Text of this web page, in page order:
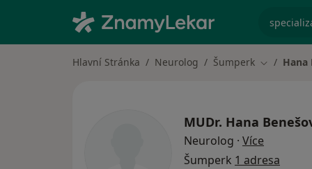
Hlavní Stránka Neurolog Šumperk ZměnaHana
MUDr. Hana
Neurolog · Více
Šumperk 1 adresa